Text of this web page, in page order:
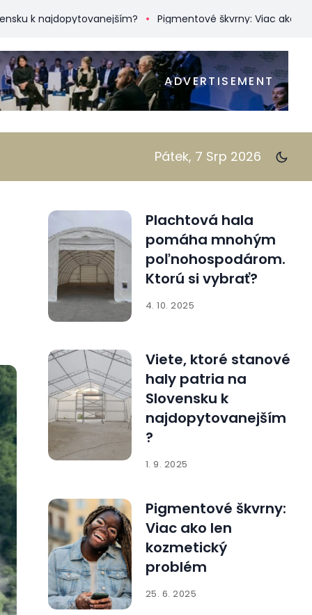
Pigmentové škvrny: Viac ako len
ADVERTISEMENT
Pátek, 7 Srp 2026
Plachtová hala
pomáha mnohým
poľnohospodárom.
Ktorú si vybrať?
4. 10. 2025
Viete, ktoré stanové
haly patria na
Slovensku k
najdopytovanejším
?
1. 9. 2025
Pigmentové škvrny:
Viac ako len
kozmetický
problém
25. 6. 2025